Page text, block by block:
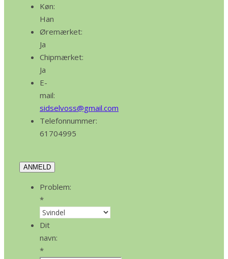
Køn:
Han
Øremærket:
Ja
Chipmærket:
Ja
E-
mail:
sidselvoss@gmail.com
Telefonnummer:
61704995
ANMELD
Problem:
*
Dit
navn:
*